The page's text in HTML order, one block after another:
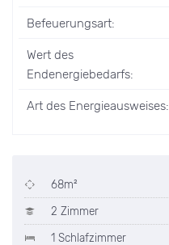
Befeuerungsart:
Wert des
Endenergiebedarfs:
Art des Energieausweises:
68m²
2 Zimmer
1 Schlafzimmer